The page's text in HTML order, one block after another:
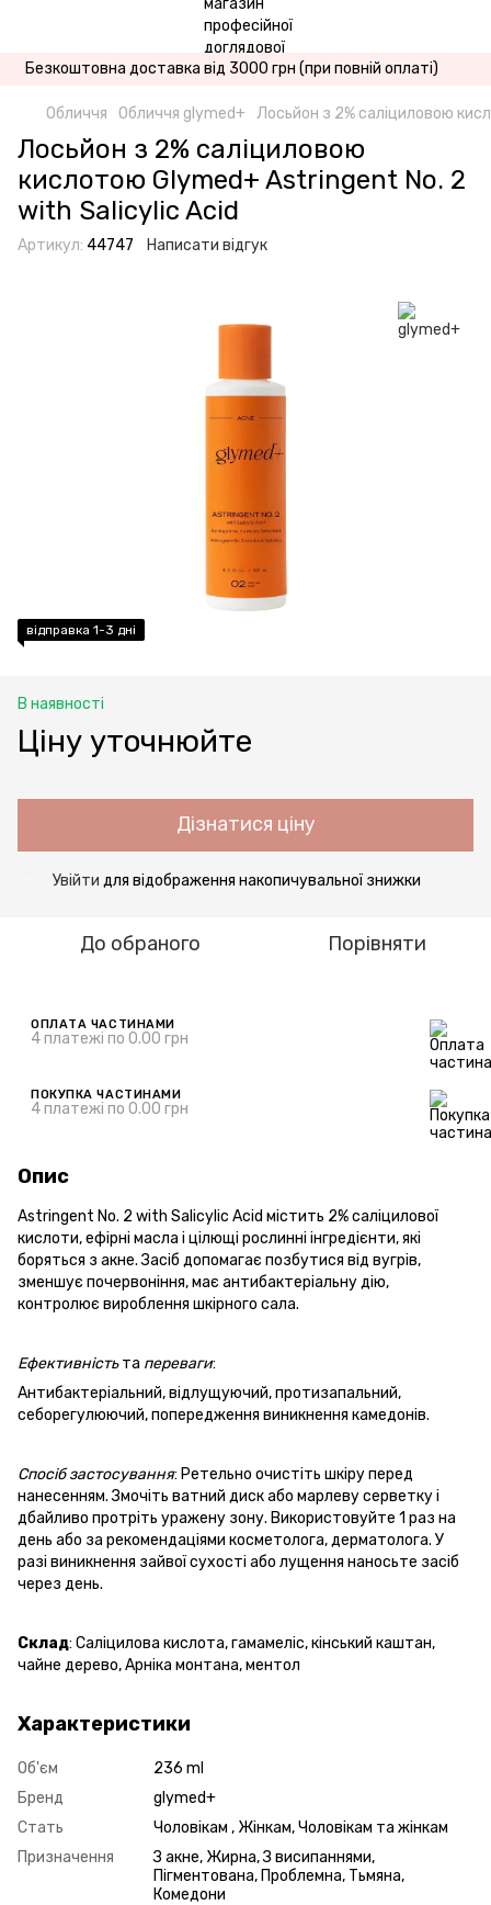
Безкоштовна доставка від 3000 грн (при повній оплаті)
Обличчя Обличчя glymed+ Лосьйон з 2% саліциловою
Лосьйон з 2% саліциловою
кислотою Glymed+ Astringent No. 2
with Salicylic Acid
Артикул: 44747 Написати відгук
відправка 1-3 дні
В наявності
Ціну уточнюйте
Дізнатися ціну
Увійти для відображення накопичувальної знижки
До обраного Порівняти
ОПЛАТА ЧАСТИНАМИ
4 платежі по 0.00 грн
ПОКУПКА ЧАСТИНАМИ
4 платежі по 0.00 грн
Опис
Astringent No. 2 with Salicylic Acid містить 2% саліцилової
кислоти, ефірні масла і цілющі рослинні інгредієнти, які
боряться з акне. Засіб допомагає позбутися від вугрів,
зменшує почервоніння, має антибактеріальну дію,
контролює вироблення шкірного сала.
Ефективністьта переваги:
Антибактеріальний, відлущуючий, протизапальний,
себорегулюючий, попередження виникнення камедонів.
Спосіб застосування: Ретельно очистіть шкіру перед
нанесенням. Змочіть ватний диск або марлеву серветку і
дбайливо протріть уражену зону. Використовуйте 1 раз на
день або за рекомендаціями косметолога, дерматолога. У
разі виникнення зайвої сухості або лущення наносьте засіб
через день.
Склад: Саліцилова кислота, гамамеліс, кінський каштан,
чайне дерево, Арніка монтана, ментол
Характеристики
Об'єм
236 ml
Бренд
glymed+
Стать
Чоловікам , Жінкам, Чоловікам та жінкам
Призначення
З акне, Жирна, З висипаннями,
Пігментована, Проблемна, Тьмяна,
Комедони